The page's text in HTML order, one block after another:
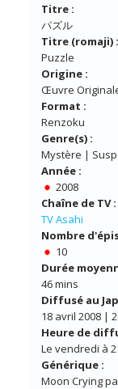
Titre :
パズル
Titre (romaji) :
Puzzle
Origine :
Œuvre
Format :
Renzoku
Genre(s) :
Mystère |
Année :
2008
Chaîne de TV :
TV Asahi
Nombre
10
Durée
46 mins
Diffusé au
18 avril 2008 |
Heure de
Le vendredi à
Générique :
Moon Crying